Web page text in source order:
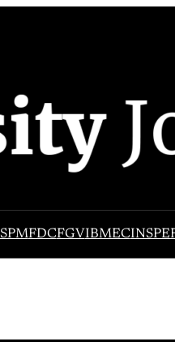
FDCFGVIBMEC